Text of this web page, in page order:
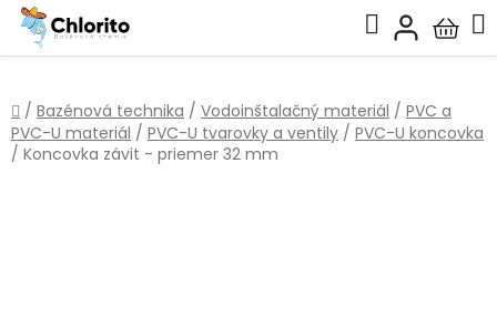
Prejsť
obsah
Hľadať
košík
Domov
/ Bazénová technika / Vodoinštalačný materiál / PVC a
PVC-U materiál / PVC-U tvarovky a ventily / PVC-U koncovka
/ Koncovka závit - priemer 32 mm